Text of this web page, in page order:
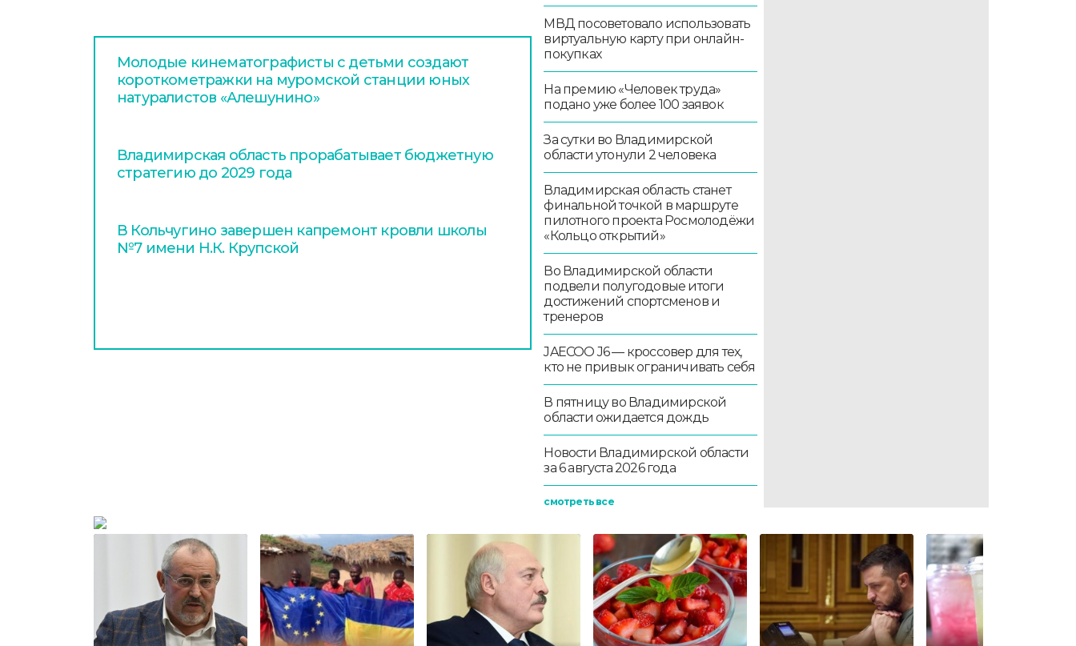
Молодые кинематографисты с детьми создают
короткометражки на муромской станции юных
натуралистов «Алешунино»
Владимирская область прорабатывает бюджетную
стратегию до 2029 года
В Кольчугино завершен капремонт кровли школы
№7 имени Н.К. Крупской
МВД посоветовало использовать
виртуальную карту при онлайн-
покупках
На премию «Человек труда»
подано уже более 100 заявок
За сутки во Владимирской
области утонули 2 человека
Владимирская область станет
финальной точкой в маршруте
пилотного проекта Росмолодёжи
«Кольцо открытий»
Во Владимирской области
подвели полугодовые итоги
достижений спортсменов и
тренеров
JAECOO J6 — кроссовер для тех,
кто не привык ограничивать себя
В пятницу во Владимирской
области ожидается дождь
Новости Владимирской области
за 6 августа 2026 года
смотреть все